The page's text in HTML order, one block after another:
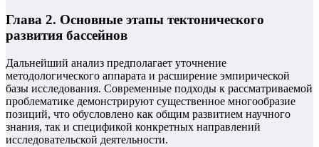
Глава 2. Основные этапы тектонического
развития бассейнов
Дальнейший анализ предполагает уточнение
методологического аппарата и расширение эмпирической
базы исследования. Современные подходы к рассматриваемой
проблематике демонстрируют существенное многообразие
позиций, что обусловлено как общим развитием научного
знания, так и спецификой конкретных направлений
исследовательской деятельности.